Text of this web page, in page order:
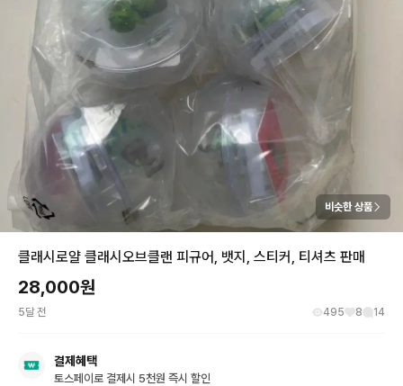
비슷한 상품
클래시로얄 클래시오브클랜 피규어, 뱃지, 스티커, 티셔츠 판매
28,000원
5달 전 495 8 14
결제혜택
토스페이로 결제시 5천원 즉시 할인